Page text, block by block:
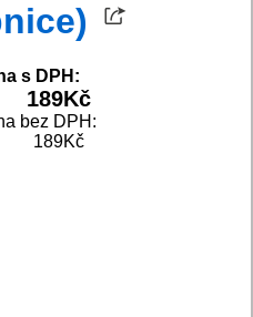
s DPH:
189Kč
bez DPH:
189Kč